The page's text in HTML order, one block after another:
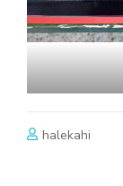
halekahi